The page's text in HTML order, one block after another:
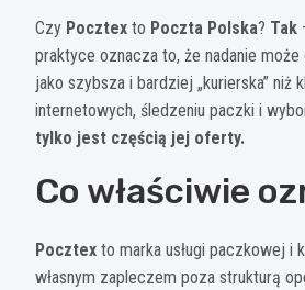
Czy Pocztex to Poczta Polska? Tak
praktyce oznacza to, że nadanie
jako szybsza i bardziej „kurierska”
internetowych, śledzeniu paczki i
tylko jest częścią jej oferty.
Co właściwie
Pocztex to marka usługi paczkowej i
własnym zapleczem poza strukturą